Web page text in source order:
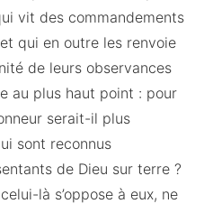
vit des commandements
qui en outre les renvoie
de leurs observances
au plus haut point : pour
serait-il plus
sont reconnus
de Dieu sur terre ?
là s’oppose à eux, ne